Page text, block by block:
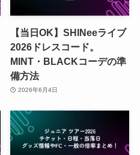
【当日OK】SHINeeライブ
2026ドレスコード。
MINT・BLACKコーデの準
備方法
2026年6月4日